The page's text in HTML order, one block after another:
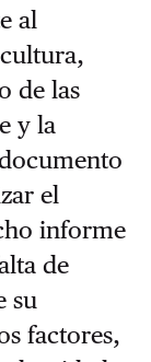
al
de las
y la
el
informe
de
su
factores,